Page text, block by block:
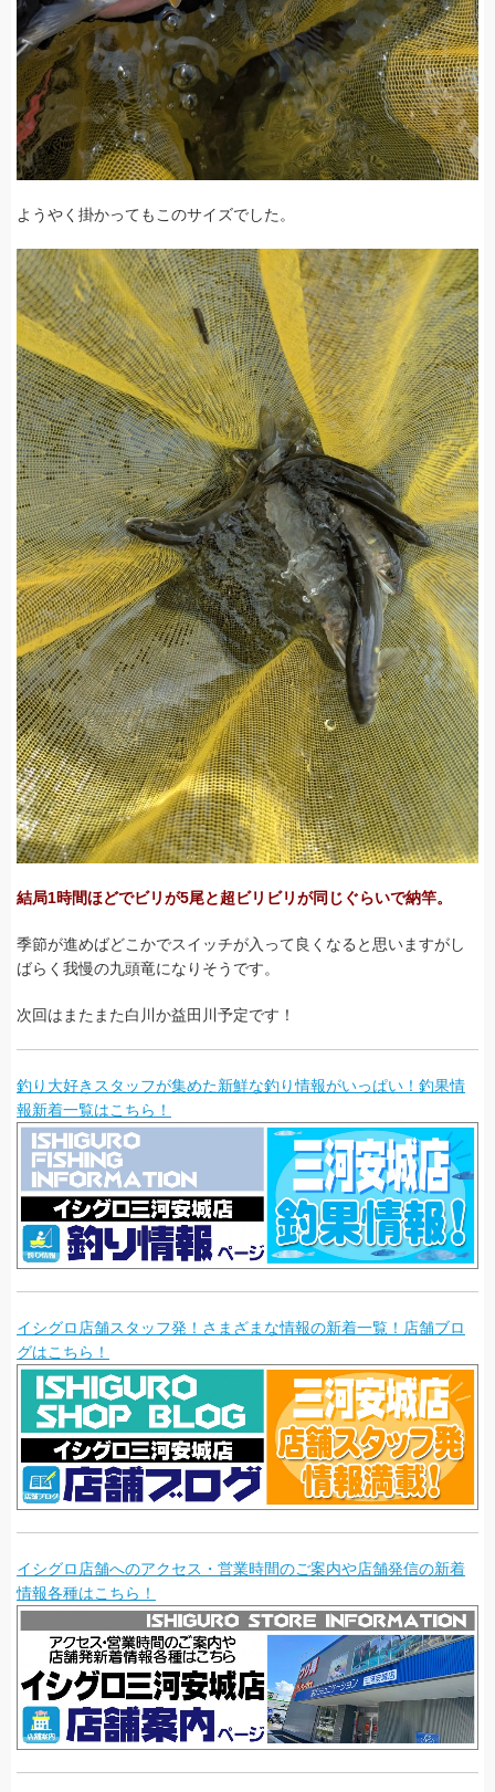
ようやく掛かってもこのサイズでした。
結局1時間ほどでビリが5尾と超ビリビリが同じぐらいで納竿。
季節が進めばどこかでスイッチが入って良くなると思いますがし
ばらく我慢の九頭竜になりそうです。
次回はまたまた白川か益田川予定です！
釣り大好きスタッフが集めた新鮮な釣り情報がいっぱい！釣果情
報新着一覧はこちら！
イシグロ店舗スタッフ発！さまざまな情報の新着一覧！店舗ブロ
グはこちら！
イシグロ店舗へのアクセス・営業時間のご案内や店舗発信の新着
情報各種はこちら！